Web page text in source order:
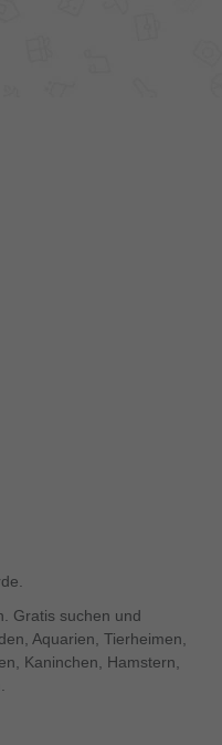
Gratis suchen und
Aquarien, Tierheimen,
Kaninchen, Hamstern,